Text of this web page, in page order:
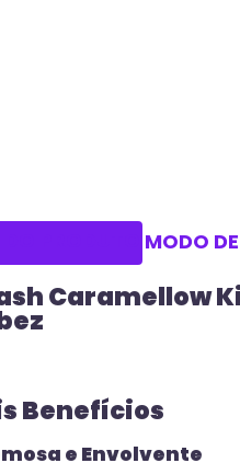
MODO
Caramellow
Benefícios
e Envolvente